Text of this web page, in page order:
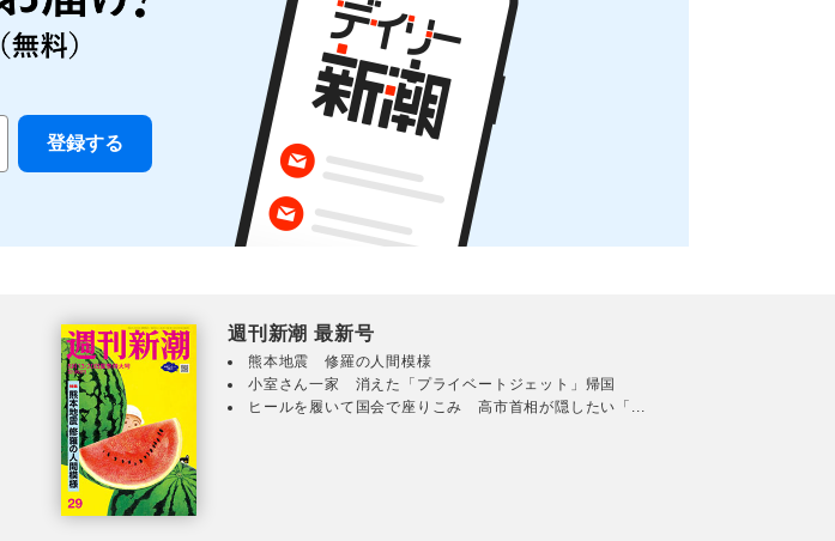
週刊新潮 最新号
熊本地震 修羅の人間模様
小室さん一家 消えた「プライベートジェット」帰国
ヒールを履いて国会で座りこみ 高市首相が隠したい「...